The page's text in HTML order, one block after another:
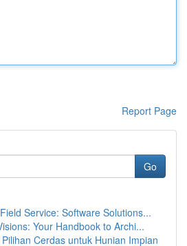
Report Page
Go
Service: Software Solutions...
Your Handbook to Archi...
Cerdas untuk Hunian Impian